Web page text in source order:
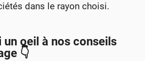
dans le rayon choisi.
un oeil à nos conseils
👇